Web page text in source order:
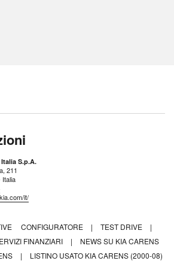
S.p.A.
211
Italia
it/
CONFIGURATORE | TEST DRIVE
|
FINANZIARI |
NEWS SU KIA CARENS
| LISTINO USATO KIA CARENS (2000-08)